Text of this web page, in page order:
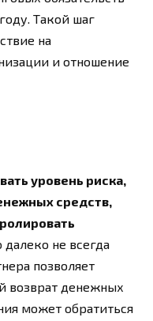
Такой шаг
на
и отношение
уровень риска,
средств,
далеко не всегда
позволяет
возврат денежных
может обратиться